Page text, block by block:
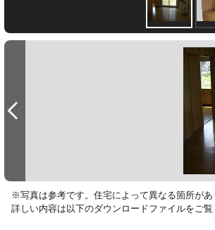
※写真は参考です。住宅によって異なる箇所があ
詳しい内容は以下のダウンロードファイルをご覧